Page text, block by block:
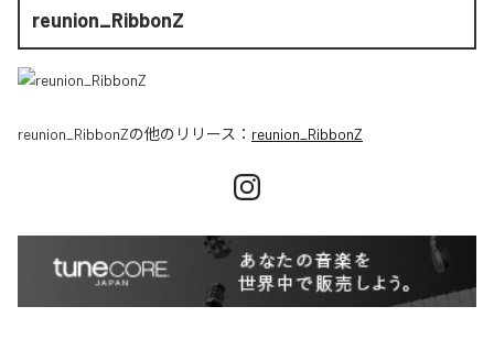
reunion_RibbonZ
reunion_RibbonZの他のリリース： reunion_RibbonZ